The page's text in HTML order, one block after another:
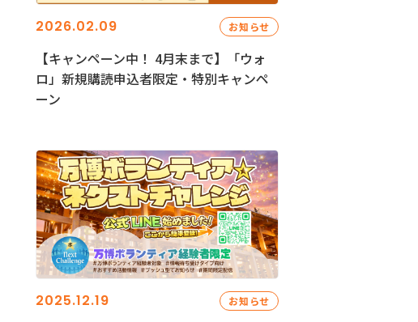
2026.02.09 お知らせ
【キャンペーン中！ 4月末まで】「ウォ
ロ」新規購読申込者限定・特別キャンペ
ーン
2025.12.19 お知らせ